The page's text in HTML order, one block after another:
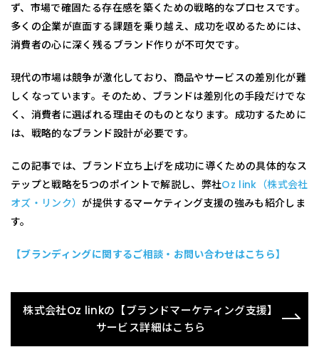
ず、市場で確固たる存在感を築くための戦略的なプロセスです。
多くの企業が直面する課題を乗り越え、成功を収めるためには、
消費者の心に深く残るブランド作りが不可欠です。
現代の市場は競争が激化しており、商品やサービスの差別化が難
しくなっています。そのため、ブランドは差別化の手段だけでな
く、消費者に選ばれる理由そのものとなります。成功するために
は、戦略的なブランド設計が必要です。
この記事では、ブランド立ち上げを成功に導くための具体的なス
テップと戦略を5つのポイントで解説し、弊社Oz link（株式会社
オズ・リンク）が提供するマーケティング支援の強みも紹介しま
す。
【ブランディングに関するご相談・お問い合わせはこちら】
株式会社Oz linkの【ブランドマーケティング支援】
サービス詳細はこちら